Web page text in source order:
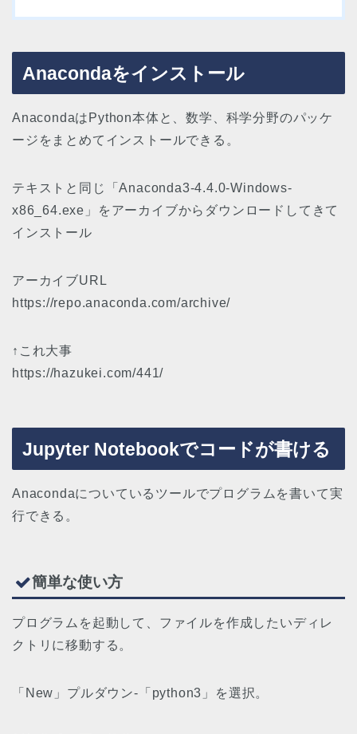
Anacondaをインストール
AnacondaはPython本体と、数学、科学分野のパッケ
ージをまとめてインストールできる。
テキストと同じ「Anaconda3-4.4.0-Windows-
x86_64.exe」をアーカイブからダウンロードしてきて
インストール
アーカイブURL
https://repo.anaconda.com/archive/
↑これ大事
https://hazukei.com/441/
Jupyter Notebookでコードが書ける
Anacondaについているツールでプログラムを書いて実
行できる。
簡単な使い方
プログラムを起動して、ファイルを作成したいディレ
クトリに移動する。
「New」プルダウン-「python3」を選択。